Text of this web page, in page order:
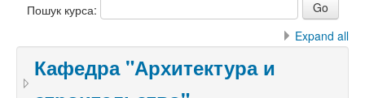
Пошук курса:
Expand all
Кафедра "Архитектура и